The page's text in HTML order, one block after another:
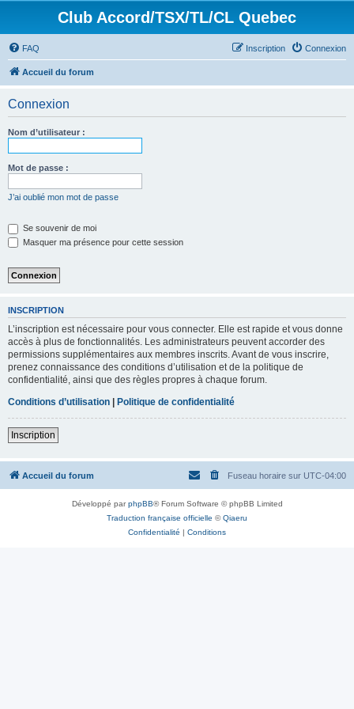
Club Accord/TSX/TL/CL Quebec
FAQ Connexion
Inscription
Accueil du forum
Connexion
Nom d’utilisateur :
Mot de passe :
J’ai oublié mon mot de passe
Se souvenir de moi
Masquer ma présence pour cette session
INSCRIPTION
L’inscription est nécessaire pour vous connecter. Elle est rapide et vous donne
accès à plus de fonctionnalités. Les administrateurs peuvent accorder des
permissions supplémentaires aux membres inscrits. Avant de vous inscrire,
prenez connaissance des conditions d’utilisation et de la politique de
confidentialité, ainsi que des règles propres à chaque forum.
Conditions d’utilisation | Politique de confidentialité
Inscription
Accueil du forum Fuseau horaire sur UTC-04:00
Développé parphpBB® Forum Software © phpBB Limited
Traduction française officielle ©Qiaeru
Confidentialité | Conditions